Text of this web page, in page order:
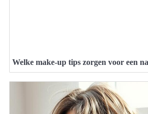
Welke make-up tips zorgen voor een